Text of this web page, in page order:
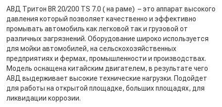
АВД Тритон BR 20/200 TS 7.0 ( на раме) – это аппарат высокого
давления который позволяет качественно и эффективно
промывать автомобиль как легковой так и грузовой от
различных загрязнений. Оборудование широко используется
для мойки автомобилей, на сельскохозяйственных
предприятиях и фермах, промышленности и производствах.
Модель оснащена китайским двигателем, в результате чего
АВД выдерживает высокие технические нагрузки. Подойдет
для работы на открытой площадке, больших площадях, для
ликвидации коррозии.